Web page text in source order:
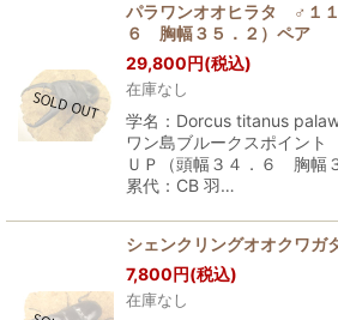
パラワンオオヒラタ ♂１１
６ 胸幅３５．２）ペア
29,800円(税込)
在庫なし
学名：Dorcus titanus
ワン島ブルークスポイン
ＵＰ（頭幅３４．６ 胸
累代：CB 羽…
シェンクリングオオクワ
7,800円(税込)
在庫なし